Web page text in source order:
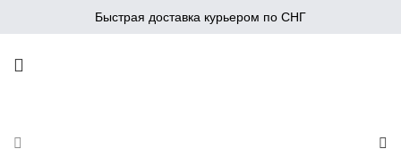
Быстрая доставка курьером по СНГ